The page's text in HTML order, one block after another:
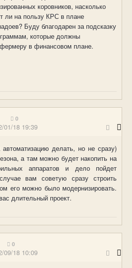
коровников, насколько
ли на пользу КРС в плане
Буду благодарен за подсказку
которые должны
в финансовом плане.
0
01/18 19:39
делать, но не сразу)
а там можно будет накопить на
аппаратов и дело пойдет
вам советую сразу строить
его можно было модернизировать.
длительный проект.
0
09/18 10:09